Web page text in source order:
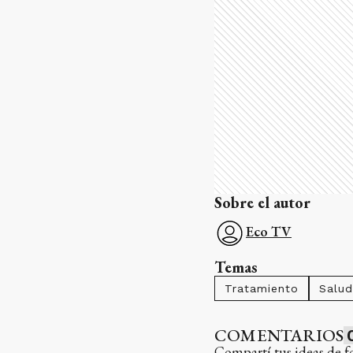
Sobre el autor
Eco TV
Temas
Tratamiento Salud
COMENTARIOS